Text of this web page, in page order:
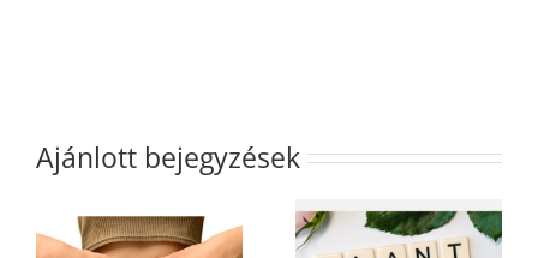
Ajánlott bejegyzések